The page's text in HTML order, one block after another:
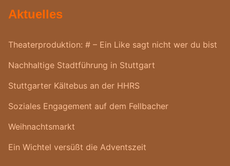
Aktuelles
Theaterproduktion: # – Ein Like sagt nicht wer du bist
Nachhaltige Stadtführung in Stuttgart
Stuttgarter Kältebus an der HHRS
Soziales Engagement auf dem Fellbacher
Weihnachtsmarkt
Ein Wichtel versüßt die Adventszeit